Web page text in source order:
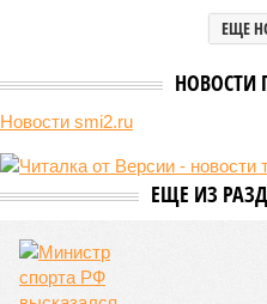
ЕЩЕ
НОВОСТИ
Новости smi2.ru
ЕЩЕ ИЗ